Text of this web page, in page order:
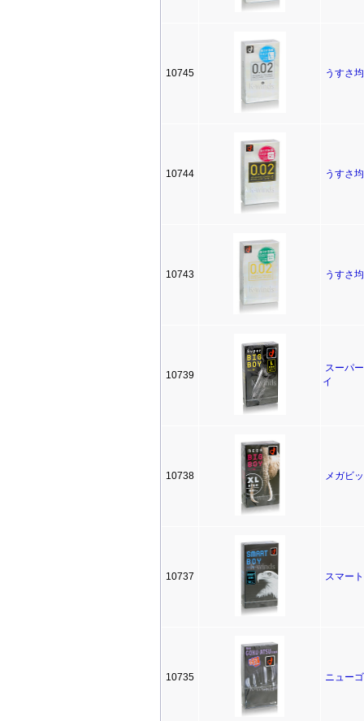
10745 うすさ
10744 うすさ
10743 うすさ
10739
スーパ
イ
10738 メガビ
10737 スマー
10735 ニュー